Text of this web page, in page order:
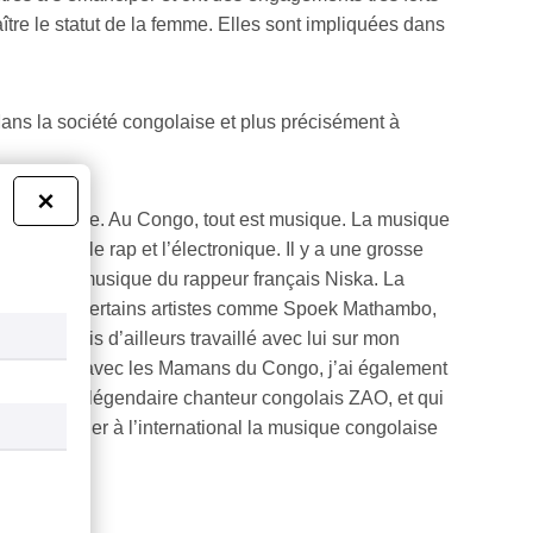
le statut de la femme. Elles sont impliquées dans
la société congolaise et plus précisément à
Au Congo, tout est musique. La musique
c’est le rap et l’électronique. Il y a une grosse
jouer la musique du rappeur français Niska. La
de certains artistes comme Spoek Mathambo,
J’avais d’ailleurs travaillé avec lui sur mon
album avec les Mamans du Congo, j’ai également
du légendaire chanteur congolais ZAO, et qui
fait briller à l’international la musique congolaise
×